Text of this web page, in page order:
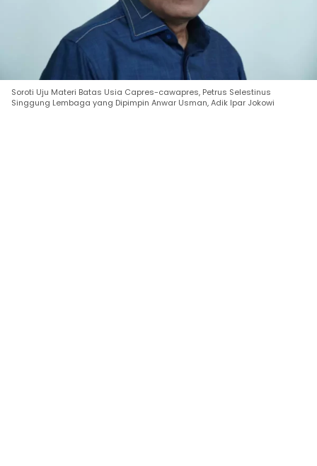
Soroti Uju Materi Batas Usia Capres-cawapres, Petrus Selestinus
Singgung Lembaga yang Dipimpin Anwar Usman, Adik Ipar Jokowi